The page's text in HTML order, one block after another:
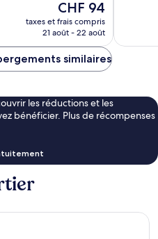
Le
nouveau
prix
de
CHF 94
taxes et frais compris
21 août - 22 août
similaires
les réductions et les
bénéficier. Plus de récompenses